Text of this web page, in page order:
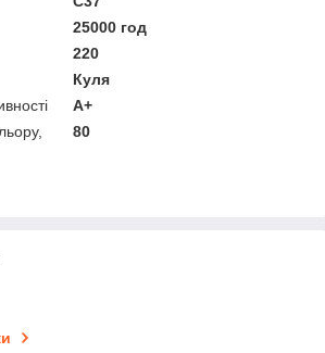
25000 год
220
Куля
A+
80